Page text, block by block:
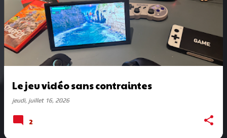
Le jeu vidéo sans contraintes
jeudi, juillet 16, 2026
2